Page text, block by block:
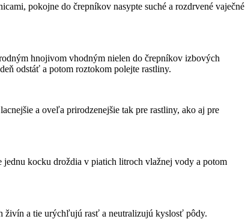
pokojne do črepníkov nasypte suché a rozdrvené vaječné
hnojivom vhodným nielen do črepníkov izbových
odstáť a potom roztokom polejte rastliny.
a oveľa prirodzenejšie tak pre rastliny, ako aj pre
kocku droždia v piatich litroch vlažnej vody a potom
živín a tie urýchľujú rasť a neutralizujú kyslosť pôdy.